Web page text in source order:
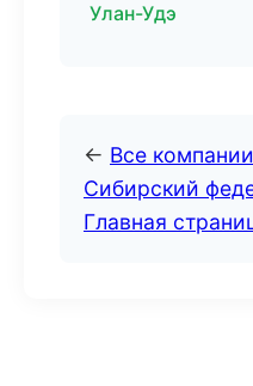
Улан-Удэ
← Все
Сибирский
Главная